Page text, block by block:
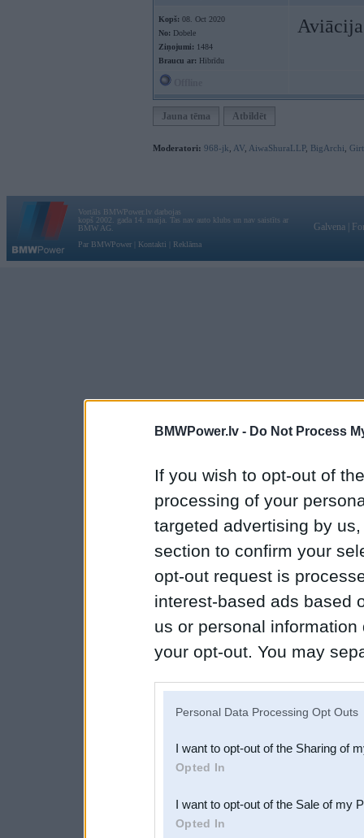
BMWPower.lv - Do Not Process
If you wish to opt-out of
processing of your
targeted advertising by
section to confirm your
opt-out request is
interest-based ads based
us or personal
your opt-out. You may
Downstream Participants
third parties.
Personal Data Processing Opt Outs
I want to opt-out of the Sharing of
Opted In
I want to opt-out of the Sale of my
Opted In
Kopš: 08. Oct 2020
No: Dobele
Ziņojumi: 1484
Braucu ar: Hibrīdu
Jauna tēma Atbildēt
Moderatori: 968-jk AV AiwaShuraLLP, BigArchi
Vortāls BMWPower.lv darbojas
kopš 2002. gada 14. maija. Tas nav auto klubs un nav saistīts ar
BMW AG.
Par BMWPower
Kontakti Reklāma
Galvena